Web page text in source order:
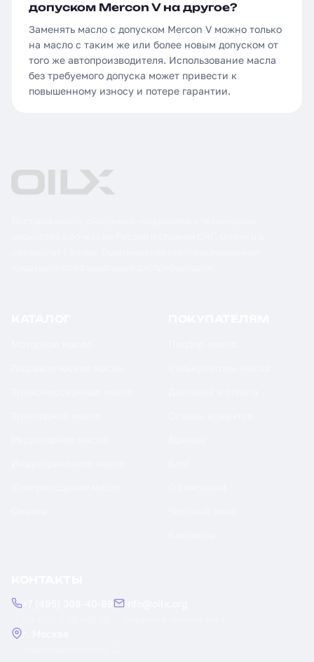
допуском Mercon V на другое?
Заменять масло с допуском Mercon V можно только
на масло с таким же или более новым допуском от
того же автопроизводителя. Использование масла
без требуемого допуска может привести к
повышенному износу и потере гарантии.